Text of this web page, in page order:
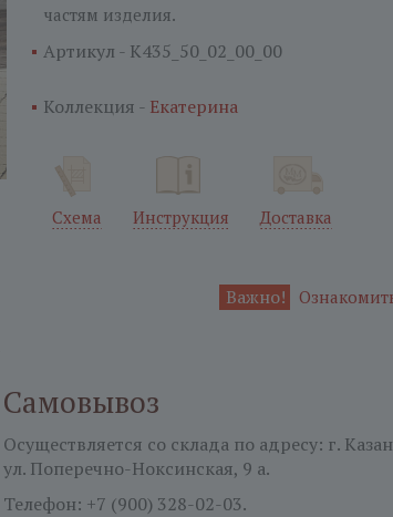
частям изделия.
Артикул - K435_50_02_00_00
Коллекция - Екатерина
Схема Инструкция Доставка
Важно!
Самовывоз
Осуществляется со склада по адресу: г.
ул. Поперечно-Ноксинская, 9 а.
Телефон: +7 (900) 328-02-03.